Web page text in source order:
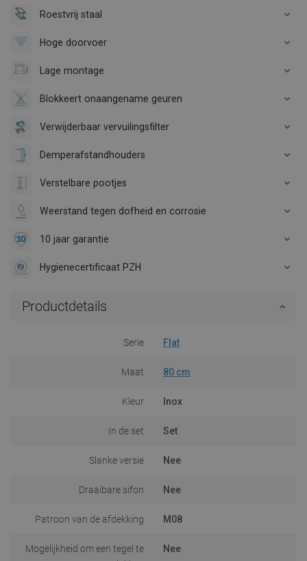
Roestvrij staal
Hoge doorvoer
Lage montage
Blokkeert onaangename geuren
Verwijderbaar vervuilingsfilter
Demperafstandhouders
Verstelbare pootjes
Weerstand tegen dofheid en corrosie
10 jaar garantie
Hygienecertificaat PZH
Productdetails
Serie Flat
Maat 80 cm
Kleur Inox
In de set Set
Slanke versie Nee
Draaibare sifon Nee
Patroon van de afdekking M08
Mogelijkheid om een tegel te
Nee